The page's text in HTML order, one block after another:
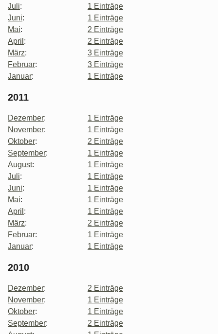
Juli:
1 Einträge
Juni:
1 Einträge
Mai:
2 Einträge
April :
2 Einträge
März:
3 Einträge
Februar:
3 Einträge
Januar: 1 Einträge
2011
Dezember:
1 Einträge
November:
1 Einträge
Oktober:
2 Einträge
September:
1 Einträge
August:
1 Einträge
Juli:
1 Einträge
Juni:
1 Einträge
Mai:
1 Einträge
April :
1 Einträge
März:
2 Einträge
Februar:
1 Einträge
Januar: 1 Einträge
2010
Dezember:
2 Einträge
November:
1 Einträge
Oktober:
1 Einträge
September:
2 Einträge